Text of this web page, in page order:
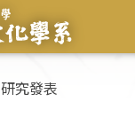
研究發表